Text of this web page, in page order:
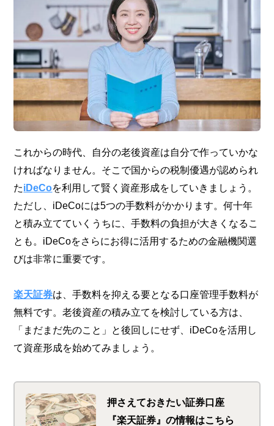
これからの時代、自分の老後資産は自分で作っていかな
ければなりません。そこで国からの税制優遇が認められ
たiDeCoを利用して賢く資産形成をしていきましょう。
ただし、iDeCoには5つの手数料がかかります。何十年
と積み立てていくうちに、手数料の負担が大きくなるこ
とも。iDeCoをさらにお得に活用するための金融機関選
びは非常に重要です。
楽天証券は、手数料を抑える要となる口座管理手数料が
無料です。老後資産の積み立てを検討している方は、
「まだまだ先のこと」と後回しにせず、iDeCoを活用し
て資産形成を始めてみましょう。
押さえておきたい証券口座
『楽天証券』の情報はこちら